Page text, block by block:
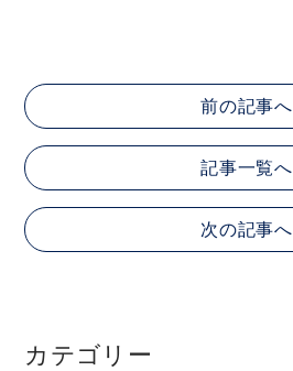
前の記事へ
記事一覧へ
次の記事へ
カテゴリー